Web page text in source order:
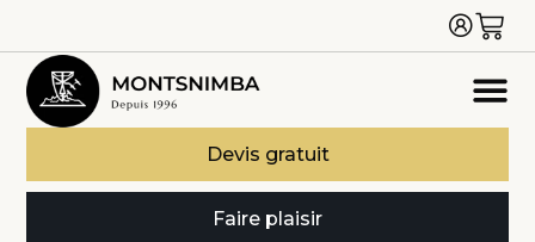
Devis gratuit
Faire plaisir